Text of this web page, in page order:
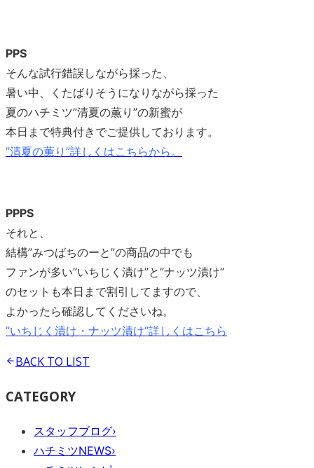
PPS
そんな試行錯誤しながら採った、
暑い中、くたばりそうになりながら採った
夏のハチミツ”清夏の薫り”の新蜜が
本日まで特典付きでご提供しております。
”清夏の薫り”詳しくはこちらから。
PPPS
それと、
結構”みつばちのーと”の商品の中でも
ファンが多い”いちじく漬け”と”ナッツ漬け”
のセットも本日まで割引してますので、
よかったら確認してくださいね。
”いちじく漬け・ナッツ漬け”詳しくはこちら
BACK TO LIST
CATEGORY
スタッフブログ›
ハチミツNEWS›